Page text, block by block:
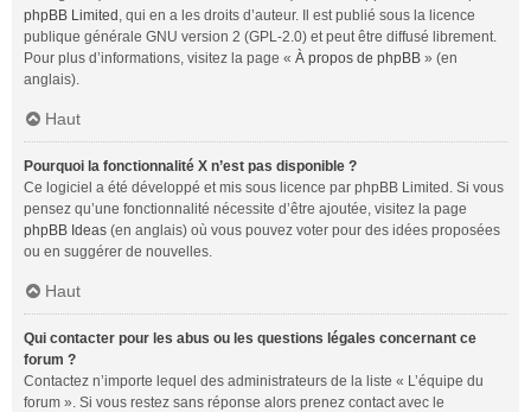
phpBB Limited , qui en a les droits d’auteur. Il est publié sous la licence
publique générale GNU version 2 (GPL-2.0) et peut être diffusé librement.
Pour plus d’informations, visitez la page « À propos de phpBB » (en
anglais).
Haut
Pourquoi la fonctionnalité X n’est pas disponible ?
Ce logiciel a été développé et mis sous licence par phpBB Limited. Si vous
pensez qu’une fonctionnalité nécessite d’être ajoutée, visitez la page
phpBB Ideas (en anglais) où vous pouvez voter pour des idées proposées
ou en suggérer de nouvelles.
Haut
Qui contacter pour les abus ou les questions légales concernant ce
forum ?
Contactez n’importe lequel des administrateurs de la liste « L’équipe du
forum ». Si vous restez sans réponse alors prenez contact avec le